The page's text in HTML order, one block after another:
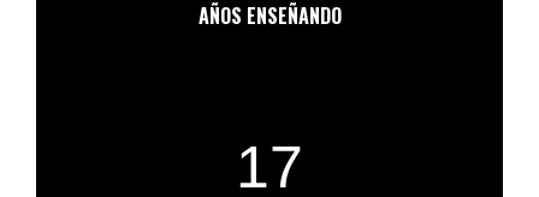
AÑOS ENSEÑANDO
17